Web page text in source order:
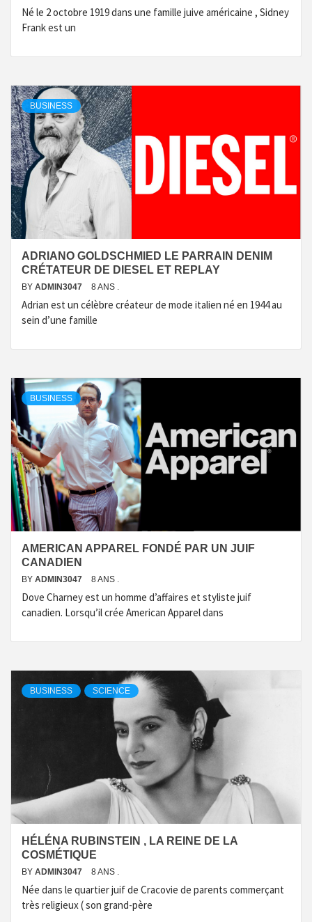
Né le 2 octobre 1919 dans une famille juive américaine , Sidney
Frank est un
BUSINESS
ADRIANO GOLDSCHMIED LE PARRAIN DENIM
CRÉTATEUR DE DIESEL ET REPLAY
BY ADMIN3047 8 ANS .
Adrian est un célèbre créateur de mode italien né en 1944 au
sein d’une famille
BUSINESS
AMERICAN APPAREL FONDÉ PAR UN JUIF
CANADIEN
BY ADMIN3047 8 ANS .
Dove Charney est un homme d’affaires et styliste juif
canadien. Lorsqu’il crée American Apparel dans
BUSINESS SCIENCE
HÉLÉNA RUBINSTEIN , LA REINE DE LA
COSMÉTIQUE
BY ADMIN3047 8 ANS .
Née dans le quartier juif de Cracovie de parents commerçant
très religieux ( son grand-père